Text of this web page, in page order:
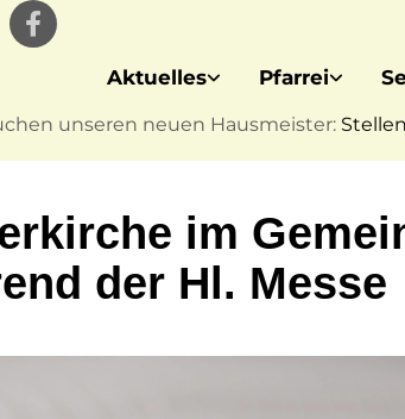
Aktuelles Pfarrei
unseren neuen Hausmeister:
im
der Hl. Messe